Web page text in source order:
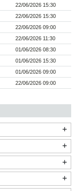
22/06/2026 15:30
22/06/2026 15:30
22/06/2026 09:00
22/06/2026 11:30
01/06/2026 08:30
01/06/2026 15:30
01/06/2026 09:00
22/06/2026 09:00